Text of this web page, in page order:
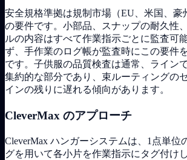
安全規格準拠は規制市場（EU、米国、豪
の要件です。小部品、スナップの耐久性
ルの内容はすべて作業指示ごとに監査可
ず、手作業のログ帳が監査時にこの要件
です。子供服の品質検査は通常、ライン
集約的な部分であり、束ルーティングの
インの残りに遅れる傾向があります。
CleverMax のアプローチ
CleverMax ハンガーシステムは、1点単位
グを用いて各小片を作業指示にタグ付け